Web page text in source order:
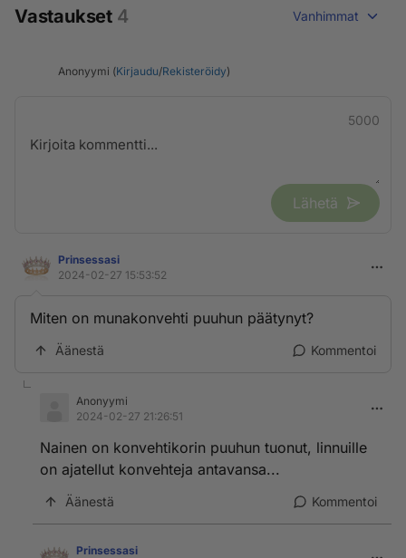
Vastaukset 4 Vanhimmat
Anonyymi (Kirjaudu/Rekisteröidy)
5000
Lähetä
Prinsessasi
2024-02-27 15:53:52
Miten on munakonvehti puuhun päätynyt?
Äänestä Kommentoi
Anonyymi
2024-02-27 21:26:51
Nainen on konvehtikorin puuhun tuonut, linnuille
on ajatellut konvehteja antavansa...
Äänestä Kommentoi
Prinsessasi